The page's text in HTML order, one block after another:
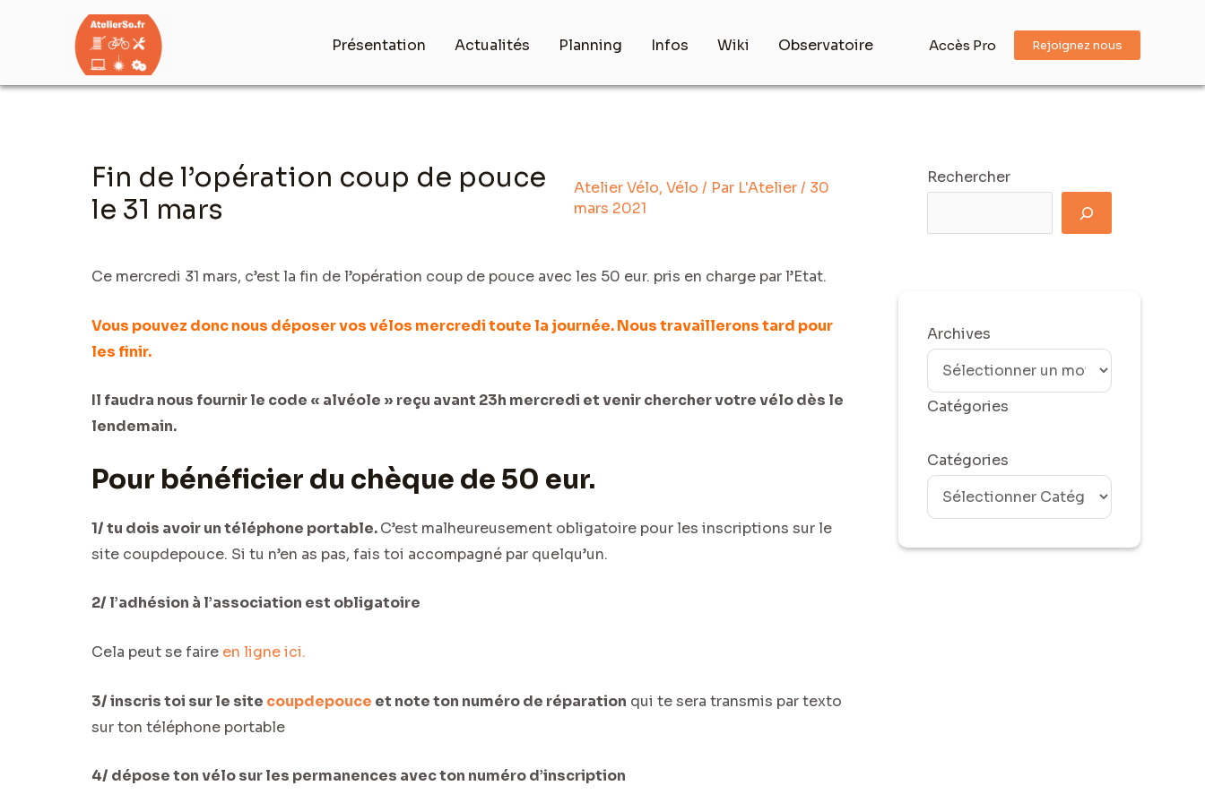
Présentation Actualités Planning Infos Wiki Observatoire Accès Pro Rejoignez nous
Fin de l’opération coup de pouce
le 31 mars
Atelier Vélo,Vélo / Par L'Atelier/ 30
mars 2021
Ce mercredi 31 mars, c’est la fin de l’opération coup de pouce avec les 50 eur. pris en charge par l’Etat.
Vous pouvez donc nous déposer vos vélos mercredi toute la journée. Nous travaillerons tard pour
les finir.
Il faudra nous fournir le code « alvéole » reçu avant 23h mercredi et venir chercher votre vélo dès le
lendemain.
Pour bénéficier du chèque de 50 eur.
1/ tu dois avoir un téléphone portable.C’est malheureusement obligatoire pour les inscriptions sur le
site coupdepouce. Si tu n’en as pas, fais toi accompagné par quelqu’un.
2/ l’adhésion à l’association est obligatoire
Cela peut se faire en ligne ici.
3/ inscris toi sur le site coupdepouce et note ton numéro de réparation qui te sera transmis par texto
sur ton téléphone portable
4/ dépose ton vélo sur les permanences avec ton numéro d’inscription
articles
Rechercher
Archives
Catégories
Catégories